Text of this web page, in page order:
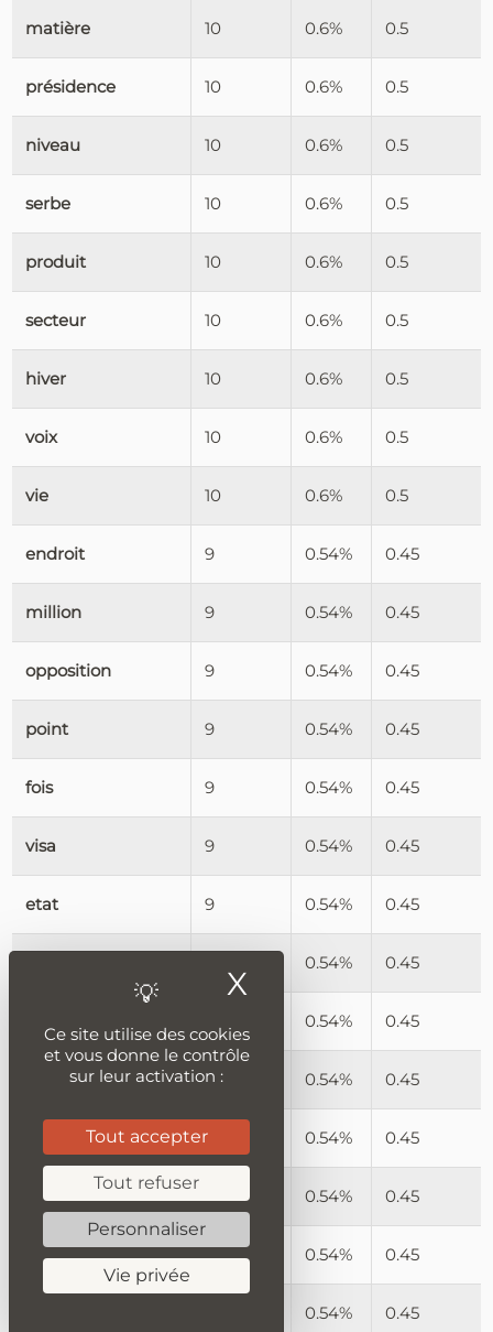
matière 10 0.6% 0.5
présidence 10 0.6% 0.5
niveau 10 0.6% 0.5
serbe 10 0.6% 0.5
produit 10 0.6% 0.5
secteur 10 0.6% 0.5
hiver 10 0.6% 0.5
voix 10 0.6% 0.5
vie 10 0.6% 0.5
endroit 9 0.54% 0.45
million 9 0.54% 0.45
opposition 9 0.54% 0.45
point 9 0.54% 0.45
fois 9 0.54% 0.45
visa 9 0.54% 0.45
etat 9 0.54% 0.45
0.54% 0.45
0.54% 0.45
culture 9 0.54% 0.45
vigilance 9 0.54% 0.45
système 0.54% 0.45
raison 9 0.54% 0.45
0.54% 0.45
Ce site utilise des cookies
et vous donne le contrôle
sur leur activation :
Tout accepter
Tout refuser
Personnaliser
Vie privée
X Masquer le